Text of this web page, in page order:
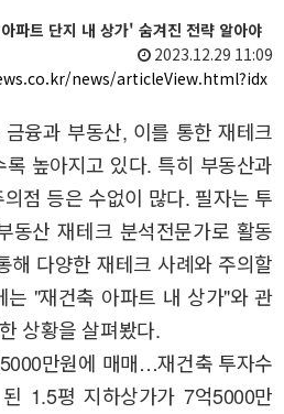
파트 단지 내 상가' 숨겨진 전략 알아야
2023.12.29 11:09
news/articleView.html?idx
금융과 부동산, 이를 통한 재테크
높아지고 있다. 특히 부동산과
점 등은 수없이 많다. 필자는 투
동산 재테크 분석전문가로 활동
해 다양한 재테크 사례와 주의할
는 "재건축 아파트 내 상가"와 관
상황을 살펴봤다.
만원에 매매…재건축 투자수
1.5평 지하상가가 7억5000만